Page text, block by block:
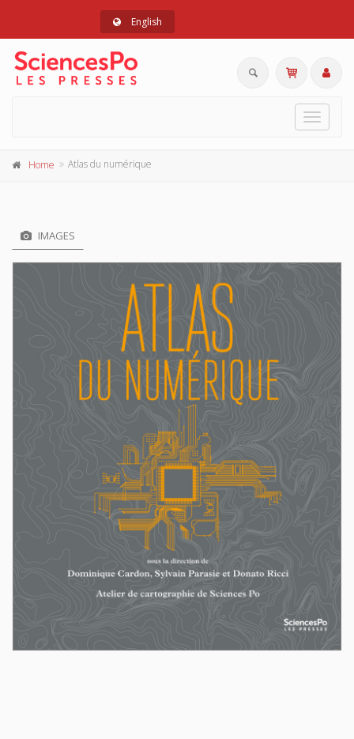
English
Toggle
Home Atlas du numérique
IMAGES